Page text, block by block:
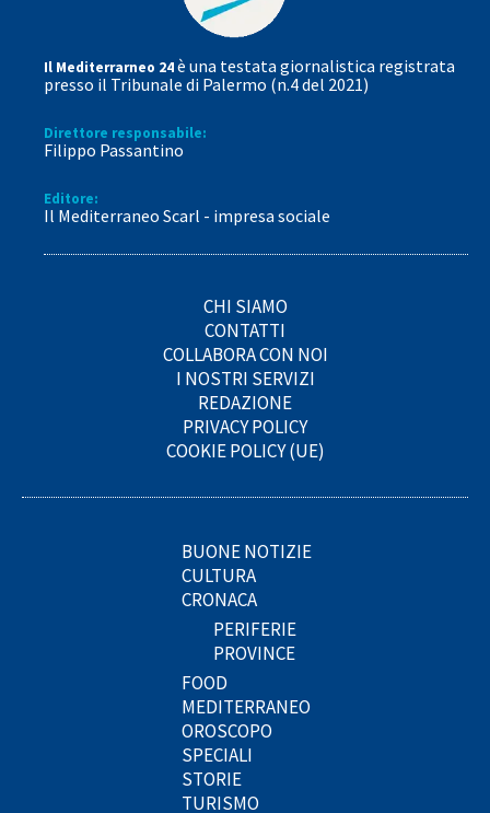
Il Mediterrarneo 24è una testata giornalistica registrata
presso il Tribunale di Palermo (n.4 del 2021)
Direttore responsabile:
Filippo Passantino
Editore:
Il Mediterraneo Scarl - impresa sociale
CHI SIAMO
CONTATTI
COLLABORA CON NOI
I NOSTRI SERVIZI
REDAZIONE
PRIVACY POLICY
COOKIE POLICY (UE)
BUONE NOTIZIE
CULTURA
CRONACA
PERIFERIE
PROVINCE
FOOD
MEDITERRANEO
OROSCOPO
SPECIALI
STORIE
TURISMO